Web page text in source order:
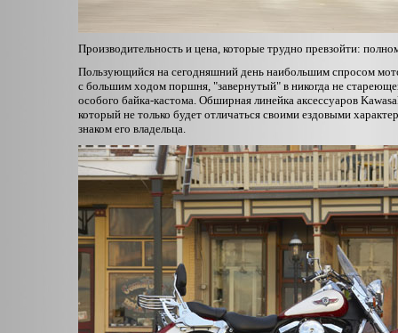
Производительность и цена, которые трудно превзойти:
Пользующийся на сегодняшний день наибольшим спросом
с большим ходом поршня, "завернутый" в никогда не
особого байка-кастома. Обширная линейка аксессуаров
который не только будет отличаться своими ездовыми
знаком его владельца.